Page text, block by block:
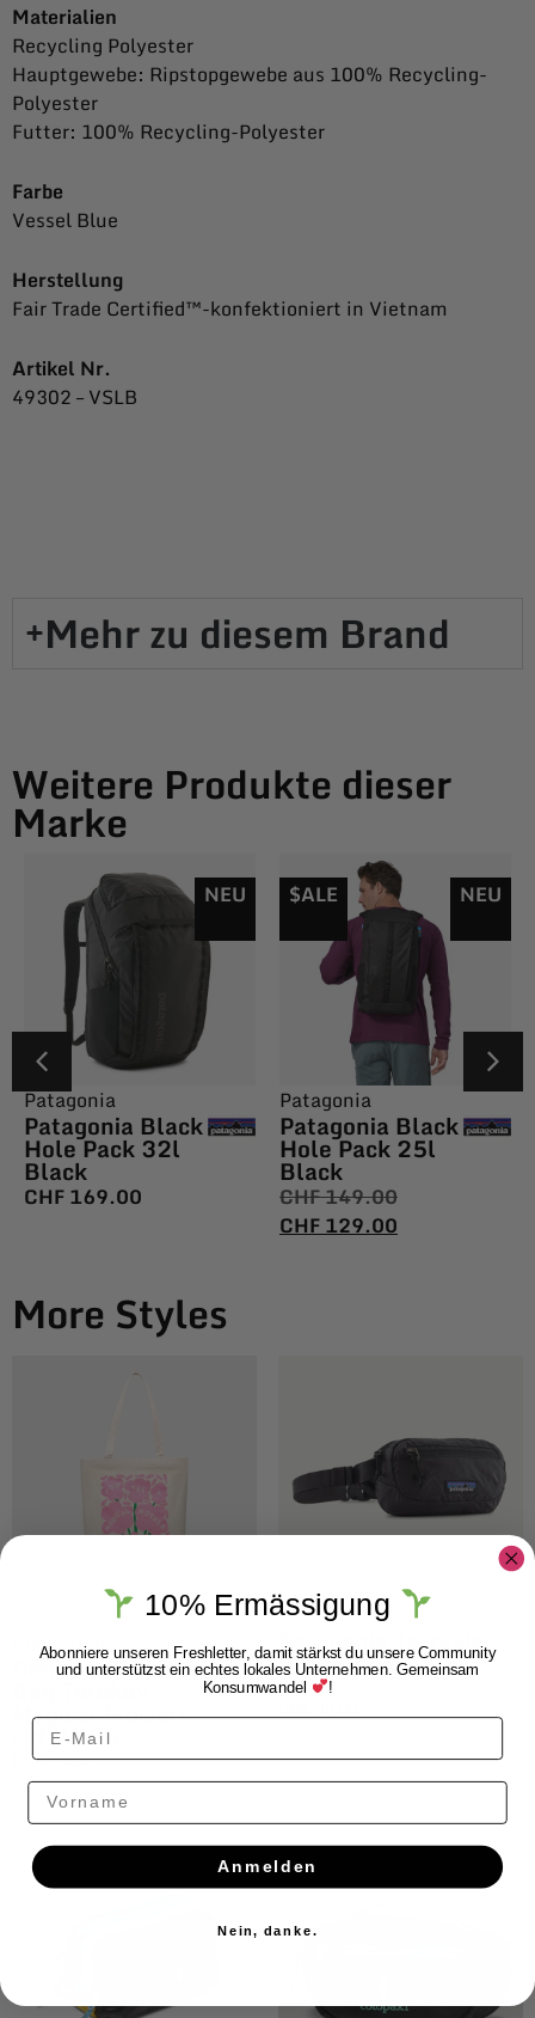
Materialien
Recycling Polyester
Hauptgewebe: Ripstopgewebe aus 100% Recycling-
Polyester
Futter: 100% Recycling-Polyester
Farbe
Vessel Blue
Herstellung
Fair Trade Certified™-konfektioniert in Vietnam
Artikel Nr.
49302 –VSLB
Mehr zu diesem Brand​
Weitere Produkte dieser
Marke
NEU
Patagonia
Patagonia Black
Hole Pack 32l
Black
CHF169.00
$ALE NEU
Patagonia
Patagonia Black
Hole Pack 25l
Black
CHF149.00
CHF129.00
More Styles
Dedicated
Dedicated Tote
Magical Flowers
Off-White
CHF19.00
Patagonia Terravia
Mini Hip Pack 1L
black
10% Ermässigung
Abonniere unseren Freshletter, damit stärkst du unsere Community
und unterstützst ein echtes lokales Unternehmen. Gemeinsam
Konsumwandel !
Vorname
Anmelden
Nein, danke.